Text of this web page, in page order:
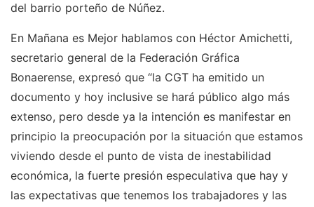
del barrio porteño de Núñez.
En Mañana es Mejor hablamos con Héctor Amichetti,
secretario general de la Federación Gráfica
Bonaerense, expresó que “la CGT ha emitido un
documento y hoy inclusive se hará público algo más
extenso, pero desde ya la intención es manifestar en
principio la preocupación por la situación que estamos
viviendo desde el punto de vista de inestabilidad
económica, la fuerte presión especulativa que hay y
las expectativas que tenemos los trabajadores y las